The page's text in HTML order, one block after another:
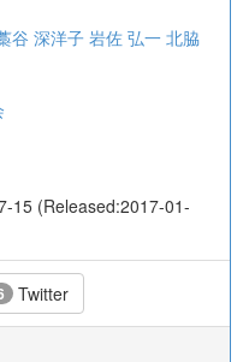
谷 深洋子 岩佐 弘一 北脇
15 (Released:2017-01-
Twitter